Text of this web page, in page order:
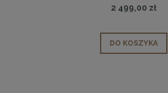
2 499,00 zł
DO KOSZYKA